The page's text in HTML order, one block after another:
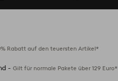
Rabatt auf den teuersten Artikel*
-Gilt für normale Pakete über 129 Euro*